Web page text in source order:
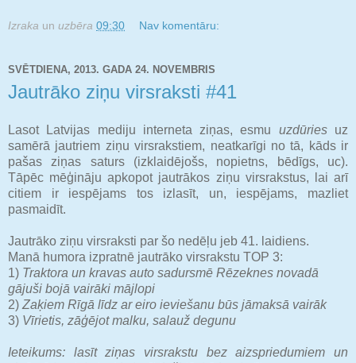
Izraka un uzbēra 09:30 Nav komentāru:
SVĒTDIENA, 2013. GADA 24. NOVEMBRIS
Jautrāko ziņu virsraksti #41
Lasot Latvijas mediju interneta ziņas, esmu uzdūries uz
samērā jautriem ziņu virsrakstiem, neatkarīgi no tā, kāds ir
pašas ziņas saturs (izklaidējošs, nopietns, bēdīgs, uc).
Tāpēc mēģināju apkopot jautrākos ziņu virsrakstus, lai arī
citiem ir iespējams tos izlasīt, un, iespējams, mazliet
pasmaidīt.
Jautrāko ziņu virsraksti par šo nedēļu jeb 41. laidiens.
Manā humora izpratnē jautrāko virsrakstu TOP 3:
1) Traktora un kravas auto sadursmē Rēzeknes novadā
gājuši bojā vairāki mājlopi
2) Zaķiem Rīgā līdz ar eiro ieviešanu būs jāmaksā vairāk
3) Vīrietis, zāģējot malku, salauž degunu
Ieteikums: lasīt ziņas virsrakstu bez aizspriedumiem un